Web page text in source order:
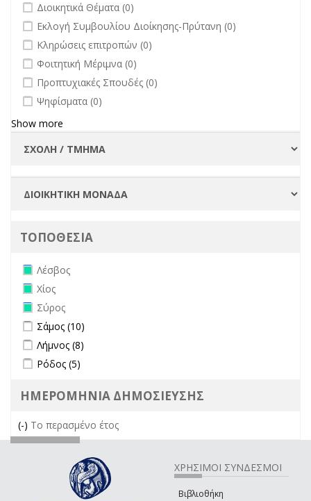
undefined
Διοικητικά Θέματα (0)
undefined
Εκλογή Συμβουλίου Διοίκησης-Πρύτανη (0)
undefined
Κληρώσεις επιτροπών (0)
undefined
Φοιτητική Μέριμνα (0)
undefined
Προπτυχιακές Σπουδές (0)
undefined
Ψηφίσματα (0)
Show more
ΤΟΠΟΘΕΣΙΑ
Remove Λέσβος filter
Λέσβος
Remove Χίος filter
Χίος
Remove Σύρος filter
Σύρος
Apply Σάμος filter
Σάμος (10)
Apply Λήμνος filter
Λήμνος (8)
Apply Ρόδος filter
Ρόδος (5)
ΗΜΕΡΟΜΗΝΙΑ ΔΗΜΟΣΙΕΥΣΗΣ
(-) Remove Το περασμένο έτος filter
Το περασμένο έτος
ΧΡΗΣΙΜΟΙ ΣΥΝΔΕΣΜΟΙ
Βιβλιοθήκη